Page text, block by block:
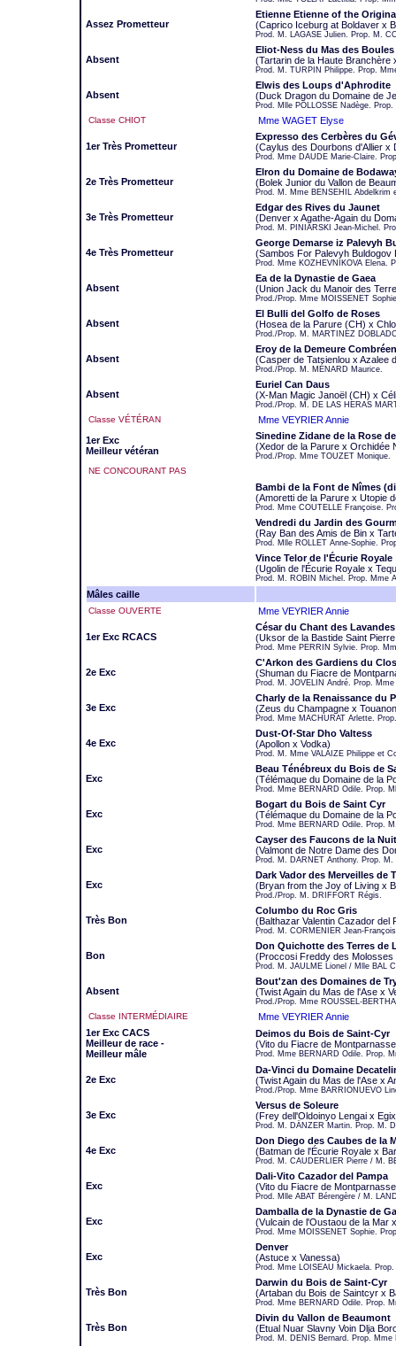
Assez Prometteur
Etienne Etienne of the
(Caprico Iceburg at Boldaver x
Prod. M. LAGASE Julien. Prop. M.
Absent
Eliot-Ness du Mas des Boules
(Tartarin de la Haute
Prod. M. TURPIN Philippe. Prop.
Absent
Elwis des Loups d'Aphrodite
(Duck Dragon du Domaine de
Prod. Mlle POLLOSSE Nadège.
Classe CHIOT Mme WAGET Elyse
1er Très Prometteur
Expresso des Cerbères du
(Caylus des Dourbons d'Allier x
Prod. Mme DAUDE Marie-Claire.
2e Très Prometteur
Elron du Domaine de
(Bolek Junior du Vallon de
Prod. M. Mme BENSEHIL Abdelkrim
3e Très Prometteur
Edgar des Rives du Jaunet
(Denver x Agathe-Again du
Prod. M. PINIARSKI Jean-Michel.
4e Très Prometteur
George Demarse iz Palevyh
(Sambos For Palevyh
Prod. Mme KOZHEVNIKOVA Elena.
Absent
Ea de la Dynastie de Gaea
(Union Jack du Manoir des
Prod./Prop. Mme MOISSENET
Absent
El Bulli del Golfo de Roses
(Hosea de la Parure (CH) x
Prod./Prop. M. MARTINEZ
Absent
Eroy de la Demeure
(Casper de Tatsienlou x Azalee
Prod./Prop. M. MÉNARD Maurice.
Absent
Euriel Can Daus
(X-Man Magic Janoël (CH) x
Prod./Prop. M. DE LAS HERAS
Classe VÉTÉRAN
Mme VEYRIER Annie
1er Exc
Meilleur vétéran
Sinedine Zidane de la Rose
(Xedor de la Parure x Orchidée
Prod./Prop. Mme TOUZET Monique.
NE CONCOURANT PAS
Bambi de la Font de Nîmes
(Amoretti de la Parure x Utopie
Prod. Mme COUTELLE Françoise.
Vendredi du Jardin des
(Ray Ban des Amis de Bin x
Prod. Mlle ROLLET Anne-Sophie.
Vince Telor de l'Écurie Royale
(Ugolin de l'Écurie Royale x
Prod. M. ROBIN Michel. Prop. Mme
Mâles caille
Classe OUVERTE Mme VEYRIER Annie
1er Exc RCACS
César du Chant des Lavandes
(Uksor de la Bastide Saint
Prod. Mme PERRIN Sylvie. Prop.
2e Exc
C'Arkon des Gardiens du
(Shuman du Fiacre de
Prod. M. JOVELIN André. Prop.
3e Exc
Charly de la Renaissance du
(Zeus du Champagne x
Prod. Mme MACHURAT Arlette.
4e Exc
Dust-Of-Star Dho Valtess
(Apollon x Vodka)
Prod. M. Mme VALAIZE Philippe et
Exc
Beau Ténébreux du Bois de
(Télémaque du Domaine de la
Prod. Mme BERNARD Odile. Prop.
Exc
Bogart du Bois de Saint Cyr
(Télémaque du Domaine de la
Prod. Mme BERNARD Odile. Prop.
Exc
Cayser des Faucons de la Nuit
(Valmont de Notre Dame des
Prod. M. DARNET Anthony. Prop. M.
Exc
Dark Vador des Merveilles de
(Bryan from the Joy of Living x
Prod./Prop. M. DRIFFORT Régis.
Très Bon
Columbo du Roc Gris
(Balthazar Valentin Cazador del
Prod. M. CORMENIER Jean-
Bon
Don Quichotte des Terres de
(Proccosi Freddy des
Prod. M. JAULME Lionel / Mlle BAL
Absent
Bout'zan des Domaines de
(Twist Again du Mas de l'Ase x
Prod./Prop. Mme ROUSSEL-
Classe INTERMÉDIAIRE
Mme VEYRIER Annie
1er Exc CACS
Meilleur de race -
Meilleur mâle
Deimos du Bois de Saint-Cyr
(Vito du Fiacre de
Prod. Mme BERNARD Odile. Prop.
2e Exc
Da-Vinci du Domaine
(Twist Again du Mas de l'Ase x
Prod./Prop. Mme BARRIONUEVO
3e Exc
Versus de Soleure
(Frey dell'Oldoinyo Lengai x
Prod. M. DÄNZER Martin. Prop. M.
4e Exc
Don Diego des Caubes de la
(Batman de l'Écurie Royale x
Prod. M. CAUDERLIER Pierre / M.
Exc
Dali-Vito Cazador del Pampa
(Vito du Fiacre de
Prod. Mlle ABAT Bérengère / M.
Exc
Damballa de la Dynastie de
(Vulcain de l'Oustaou de la Mar
Prod. Mme MOISSENET Sophie.
Exc
Denver
(Astuce x Vanessa)
Prod. Mme LOISEAU Mickaela.
Très Bon
Darwin du Bois de Saint-Cyr
(Artaban du Bois de Saintcyr x
Prod. Mme BERNARD Odile. Prop.
Très Bon
Divin du Vallon de Beaumont
(Etual Nuar Slavny Voin Dlja
Prod. M. DENIS Bernard. Prop. Mme